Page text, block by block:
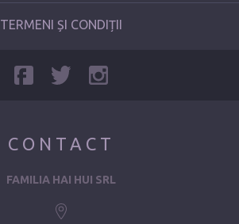
TERMENI ȘI CONDIȚII
CONTACT
FAMILIA HAI HUI SRL